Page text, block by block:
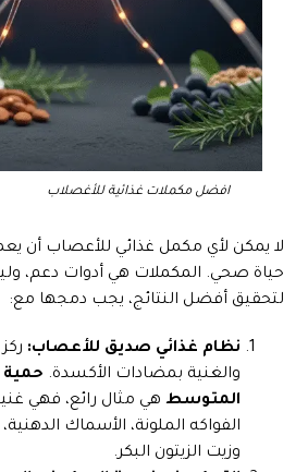
افضل مكملات غذائية للأغصلاب
لا يمكن لأي مكمل غذائي للأعصاب أن
حياة صحي. المكملات هي أدوات دعم،
لتحقيق أفضل النتائج، يجب دمجها مع:
نظام غذائي صديق للأعصاب:
والغنية بمضادات الأكسدة. حمية
المتوسط هي مثال رائع، فهي
الفواكه الملونة، الأسماك
وزيت الزيتون البكر.